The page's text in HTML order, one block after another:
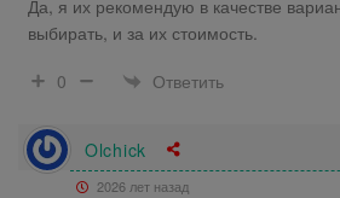
Да, я их рекомендую в качестве
выбирать, и за их стоимость.
0
Ответить
Olchick
2026 лет назад